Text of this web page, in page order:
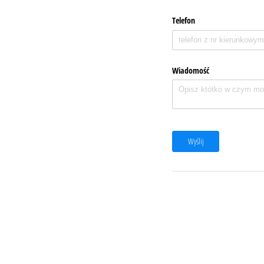
Telefon
Wiadomość
Wyślij